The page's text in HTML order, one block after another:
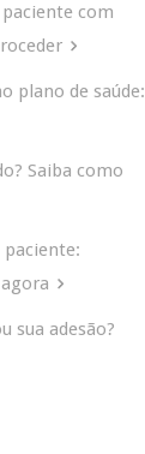
com
plano de saúde:
Saiba como
paciente:
sua adesão?